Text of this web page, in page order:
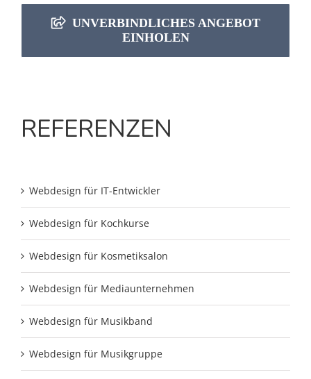
UNVERBINDLICHES ANGEBOT
EINHOLEN
REFERENZEN
Webdesign für IT-Entwickler
Webdesign für Kochkurse
Webdesign für Kosmetiksalon
Webdesign für Mediaunternehmen
Webdesign für Musikband
Webdesign für Musikgruppe